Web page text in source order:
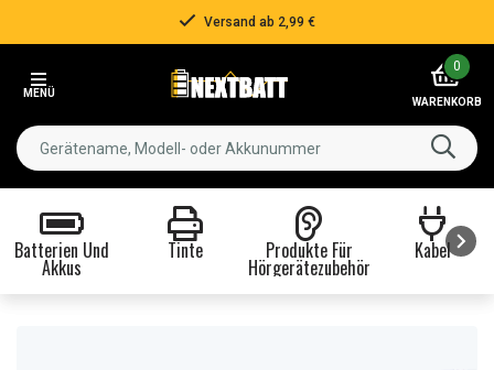
Versand ab 2,99 €
MENÜ
0
WARENKORB
Batterien Und
Akkus
Tinte Produkte Für
Hörgerätezubehör
Kabel